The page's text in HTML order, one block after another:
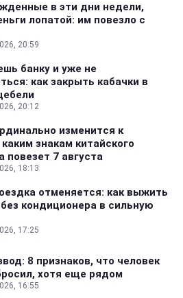
в эти дни недели,
лопатой: им повезло с
20:59
банку и уже не
как закрыть кабачки в
20:12
изменится к
знакам китайского
повезет 7 августа
18:13
отменяется: как выжить
кондиционера в сильную
17:25
8 признаков, что человек
хотя еще рядом
16:55